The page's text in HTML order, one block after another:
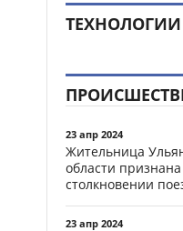
ТЕХНОЛОГИИ
23 апр 2024
Жительница
области
столкновении
23 апр 2024